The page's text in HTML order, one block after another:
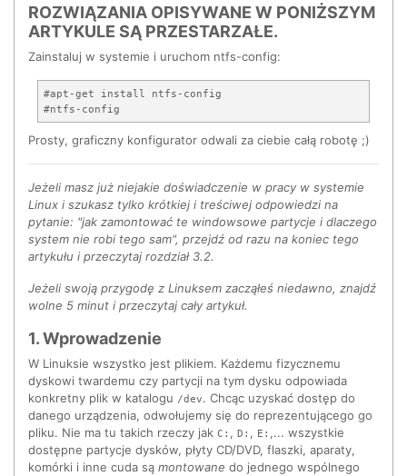
ROZWIĄZANIA OPISYWANE W PONIŻSZYM
ARTYKULE SĄ PRZESTARZAŁE.
Zainstaluj w systemie i uruchom ntfs-config:
#apt-get install ntfs-config
Prosty, graficzny konfigurator odwali za ciebie całą robotę ;)
Jeżeli masz już niejakie doświadczenie w pracy w systemie
Linux i szukasz tylko krótkiej i treściwej odpowiedzi na
pytanie: "jak zamontować te windowsowe partycje i dlaczego
system nie robi tego sam", przejdź od razu na koniec tego
artykułu i przeczytaj rozdział 3.2.
Jeżeli swoją przygodę z Linuksem zacząłeś niedawno, znajdź
wolne 5 minut i przeczytaj cały artykuł.
1. Wprowadzenie
W Linuksie wszystko jest plikiem. Każdemu fizycznemu
dyskowi twardemu czy partycji na tym dysku odpowiada
konkretny plik w katalogu /dev. Chcąc uzyskać dostęp do
danego urządzenia, odwołujemy się do reprezentującego go
pliku. Nie ma tu takich rzeczy jak C: , D: , E: ,... wszystkie
dostępne partycje dysków, płyty CD/DVD, flaszki, aparaty,
komórki i inne cuda są montowane do jednego wspólnego